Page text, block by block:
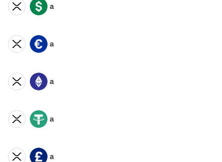
XRP USD a
XRP EUR a
XRP ETH a
XRP USDT a
XRP GBP a